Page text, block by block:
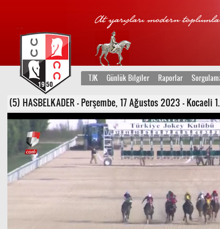
TJK Günlük Bilgiler Raporlar
(5) HASBELKADER - Perşembe, 17 Ağustos 2023 -